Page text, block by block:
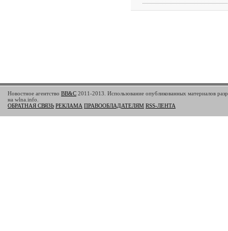
Новостное агентство BB&C 2011-2013. Использование опубликованных материалов
на wlna.info.
ОБРАТНАЯ СВЯЗЬ РЕКЛАМА ПРАВООБЛАДАТЕЛЯМ RSS-ЛЕНТА